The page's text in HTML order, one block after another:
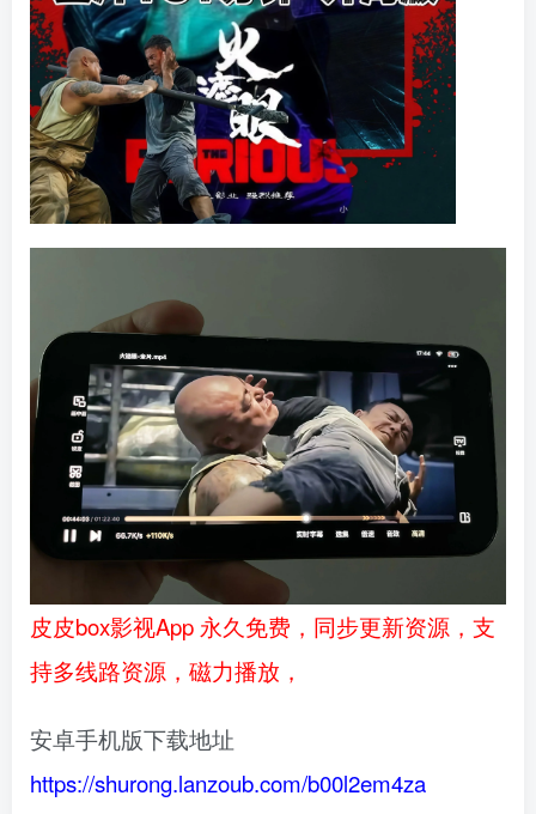
皮皮box影视App 永久免费，同步更新资源，支
持多线路资源，磁力播放，
安卓手机版下载地址
https://shurong.lanzoub.com/b00l2em4za